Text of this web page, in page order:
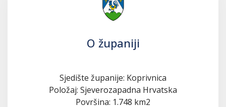
O županiji
Sjedište županije: Koprivnica
Položaj: Sjeverozapadna Hrvatska
Površina: 1.748 km2